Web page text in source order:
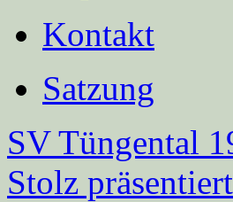
Kontakt
Satzung
SV Tüngental
Stolz